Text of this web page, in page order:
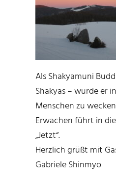
Als Shakyamuni
Shakyas – wurde er
Menschen zu
Erwachen führt in
„Jetzt“.
Herzlich grüßt mit
Gabriele Shinmyo